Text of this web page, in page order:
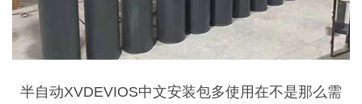
半自动XVDEVIOS中文安装包多使用在不是那么需